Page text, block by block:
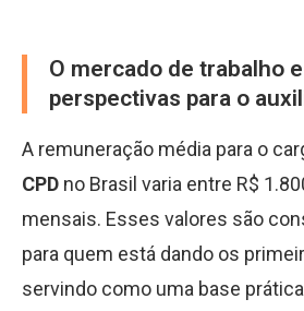
O mercado de trabalho
perspectivas para o
A remuneração média para o
CPD no Brasil varia entre R$
mensais. Esses valores são
para quem está dando os
servindo como uma base